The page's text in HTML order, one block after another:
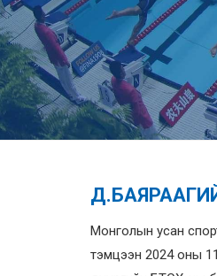
Монголын усан
тэмцээн 2024 оны